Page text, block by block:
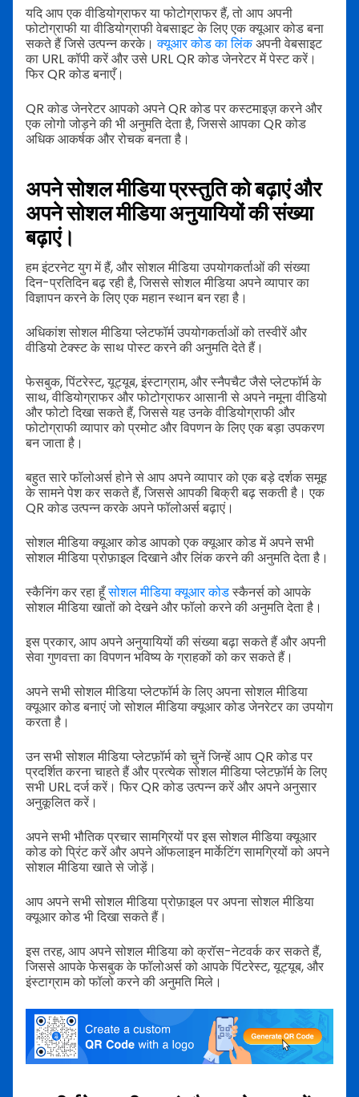
यदि आप एक वीडियोग्राफर या फोटोग्राफर हैं, तो आप अपनी
फोटोग्राफी या वीडियोग्राफी वेबसाइट के लिए एक क्यूआर कोड बना
सकते हैं जिसे उत्पन्न करके।क्यूआर कोड का लिंकअपनी वेबसाइट
का URL कॉपी करें और उसे URL QR कोड जेनरेटर में पेस्ट करें।
फिर QR कोड बनाएँ।
QR कोड जेनरेटर आपको अपने QR कोड पर कस्टमाइज़ करने और
एक लोगो जोड़ने की भी अनुमति देता है, जिससे आपका QR कोड
अधिक आकर्षक और रोचक बनता है।
अपने सोशल मीडिया प्रस्तुति को बढ़ाएं और
अपने सोशल मीडिया अनुयायियों की संख्या
बढ़ाएं।
हम इंटरनेट युग में हैं, और सोशल मीडिया उपयोगकर्ताओं की संख्या
दिन-प्रतिदिन बढ़ रही है, जिससे सोशल मीडिया अपने व्यापार का
विज्ञापन करने के लिए एक महान स्थान बन रहा है।
अधिकांश सोशल मीडिया प्लेटफॉर्म उपयोगकर्ताओं को तस्वीरें और
वीडियो टेक्स्ट के साथ पोस्ट करने की अनुमति देते हैं।
फेसबुक, पिंटरेस्ट, यूट्यूब, इंस्टाग्राम, और स्नैपचैट जैसे प्लेटफॉर्म के
साथ, वीडियोग्राफर और फोटोग्राफर आसानी से अपने नमूना वीडियो
और फोटो दिखा सकते हैं, जिससे यह उनके वीडियोग्राफी और
फोटोग्राफी व्यापार को प्रमोट और विपणन के लिए एक बड़ा उपकरण
बन जाता है।
बहुत सारे फॉलोअर्स होने से आप अपने व्यापार को एक बड़े दर्शक समूह
के सामने पेश कर सकते हैं, जिससे आपकी बिक्री बढ़ सकती है। एक
QR कोड उत्पन्न करके अपने फॉलोअर्स बढ़ाएं।
सोशल मीडिया क्यूआर कोड आपको एक क्यूआर कोड में अपने सभी
सोशल मीडिया प्रोफ़ाइल दिखाने और लिंक करने की अनुमति देता है।
स्कैनिंग कर रहा हूँसोशल मीडिया क्यूआर कोडस्कैनर्स को आपके
सोशल मीडिया खातों को देखने और फॉलो करने की अनुमति देता है।
इस प्रकार, आप अपने अनुयायियों की संख्या बढ़ा सकते हैं और अपनी
सेवा गुणवत्ता का विपणन भविष्य के ग्राहकों को कर सकते हैं।
अपने सभी सोशल मीडिया प्लेटफॉर्म के लिए अपना सोशल मीडिया
क्यूआर कोड बनाएं जो सोशल मीडिया क्यूआर कोड जेनरेटर का उपयोग
करता है।
उन सभी सोशल मीडिया प्लेटफ़ॉर्म को चुनें जिन्हें आप QR कोड पर
प्रदर्शित करना चाहते हैं और प्रत्येक सोशल मीडिया प्लेटफ़ॉर्म के लिए
सभी URL दर्ज करें। फिर QR कोड उत्पन्न करें और अपने अनुसार
अनुकूलित करें।
अपने सभी भौतिक प्रचार सामग्रियों पर इस सोशल मीडिया क्यूआर
कोड को प्रिंट करें और अपने ऑफलाइन मार्केटिंग सामग्रियों को अपने
सोशल मीडिया खाते से जोड़ें।
आप अपने सभी सोशल मीडिया प्रोफ़ाइल पर अपना सोशल मीडिया
क्यूआर कोड भी दिखा सकते हैं।
इस तरह, आप अपने सोशल मीडिया को क्रॉस-नेटवर्क कर सकते हैं,
जिससे आपके फेसबुक के फॉलोअर्स को आपके पिंटरेस्ट, यूट्यूब, और
इंस्टाग्राम को फॉलो करने की अनुमति मिले।